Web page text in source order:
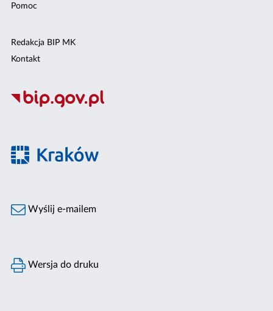
Pomoc
Redakcja BIP MK
Kontakt
Wyślij e-mailem
Wersja do druku